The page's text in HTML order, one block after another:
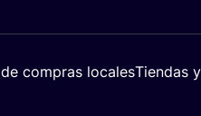
compras localesTiendas